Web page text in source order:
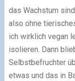
das Wachstum
also ohne
ich wirklich vegan
isolieren. Dann
Selbstbefruchter
etwas und das in